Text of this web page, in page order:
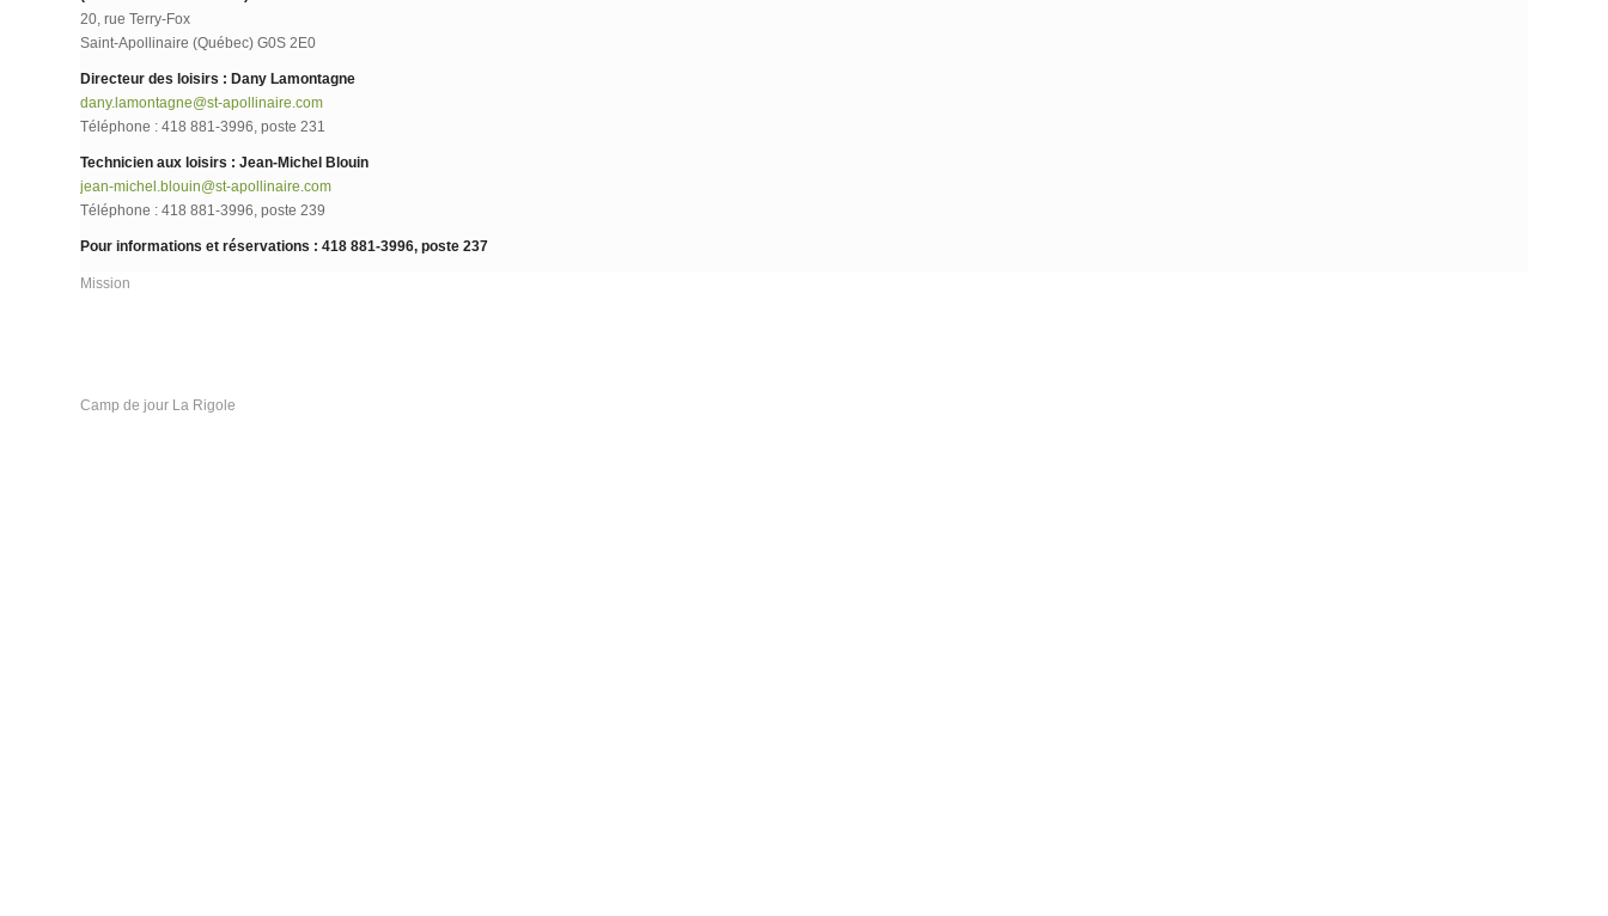
20, rue Terry-Fox
Saint-Apollinaire (Québec) G0S 2E0
Directeur des loisirs : Dany Lamontagne
dany.lamontagne@st-apollinaire.com
Téléphone : 418 881-3996, poste 231
Technicien aux loisirs : Jean-Michel Blouin
jean-michel.blouin@st-apollinaire.com
Téléphone : 418 881-3996, poste 239
Pour informations et réservations : 418 881-3996, poste 237
Mission
Camp de jour La Rigole